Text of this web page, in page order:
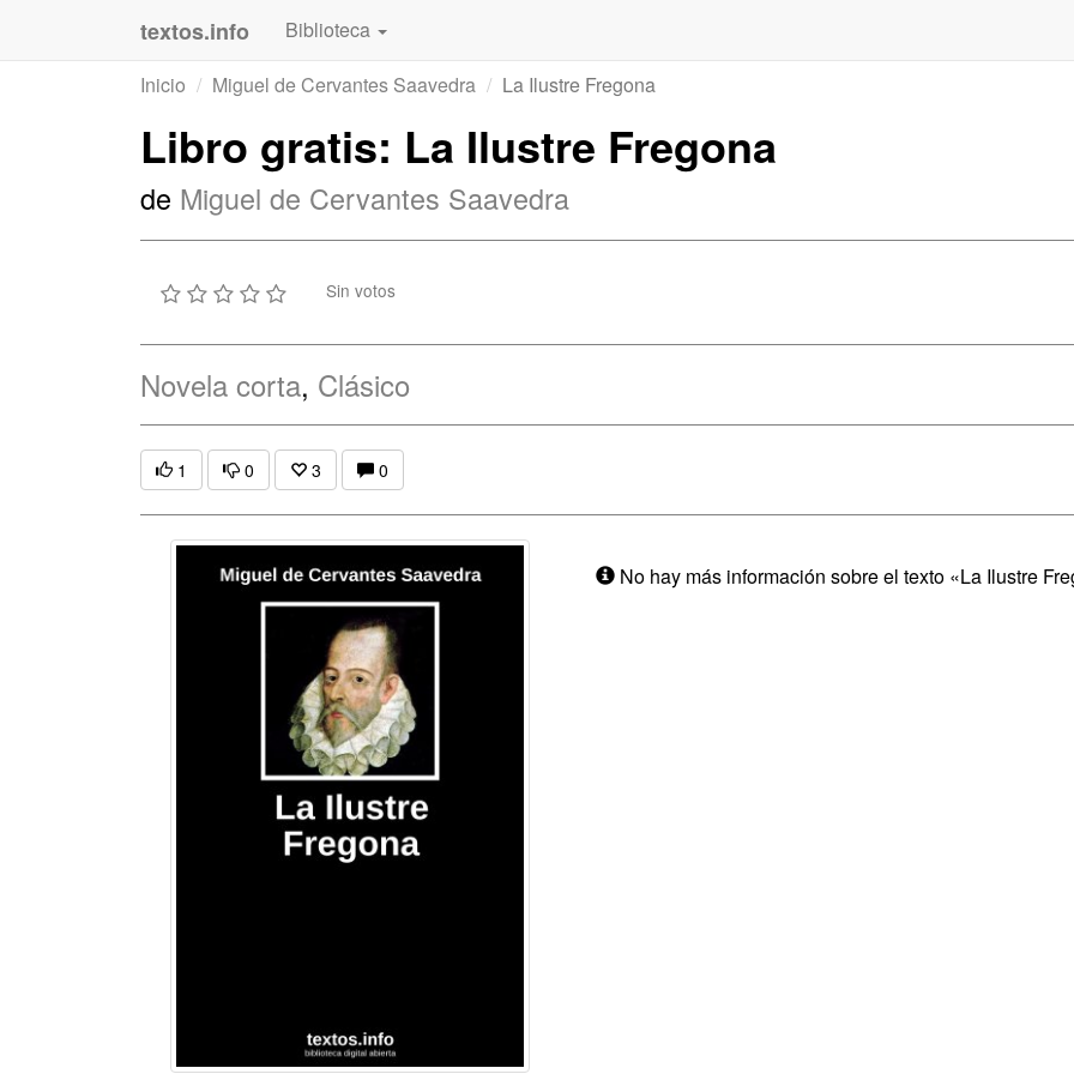
textos.info Biblioteca
Inicio
Miguel de Cervantes Saavedra La Ilustre Fregona
Libro gratis: La Ilustre Fregona
de Miguel de Cervantes Saavedra
Sin votos
Novela corta, Clásico
1 0 3 0
No hay más información sobre el texto «La Ilustre